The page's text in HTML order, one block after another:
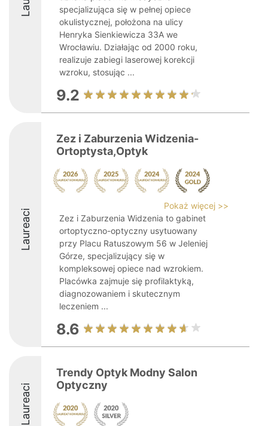
specjalizująca się w pełnej opiece
okulistycznej, położona na ulicy
Henryka Sienkiewicza 33A we
Wrocławiu. Działając od 2000 roku,
realizuje zabiegi laserowej korekcji
wzroku, stosując ...
9.2
Laureaci
Zez i Zaburzenia Widzenia-
Ortoptysta,Optyk
Pokaż więcej >>
Zez i Zaburzenia Widzenia to gabinet
ortoptyczno-optyczny usytuowany
przy Placu Ratuszowym 56 w Jeleniej
Górze, specjalizujący się w
kompleksowej opiece nad wzrokiem.
Placówka zajmuje się profilaktyką,
diagnozowaniem i skutecznym
leczeniem ...
8.6
Laureaci
Trendy Optyk Modny Salon
Optyczny